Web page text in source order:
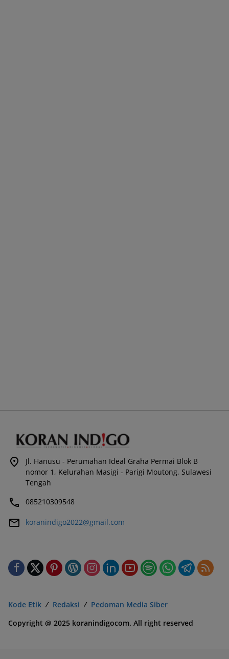
Jl. Hanusu - Perumahan Ideal Graha Permai Blok B
nomor 1, Kelurahan Masigi - Parigi Moutong, Sulawesi
Tengah
085210309548
koranindigo2022@gmail.com
Kode Etik Redaksi
Pedoman Media Siber
Copyright @ 2025 koranindigocom. All right reserved